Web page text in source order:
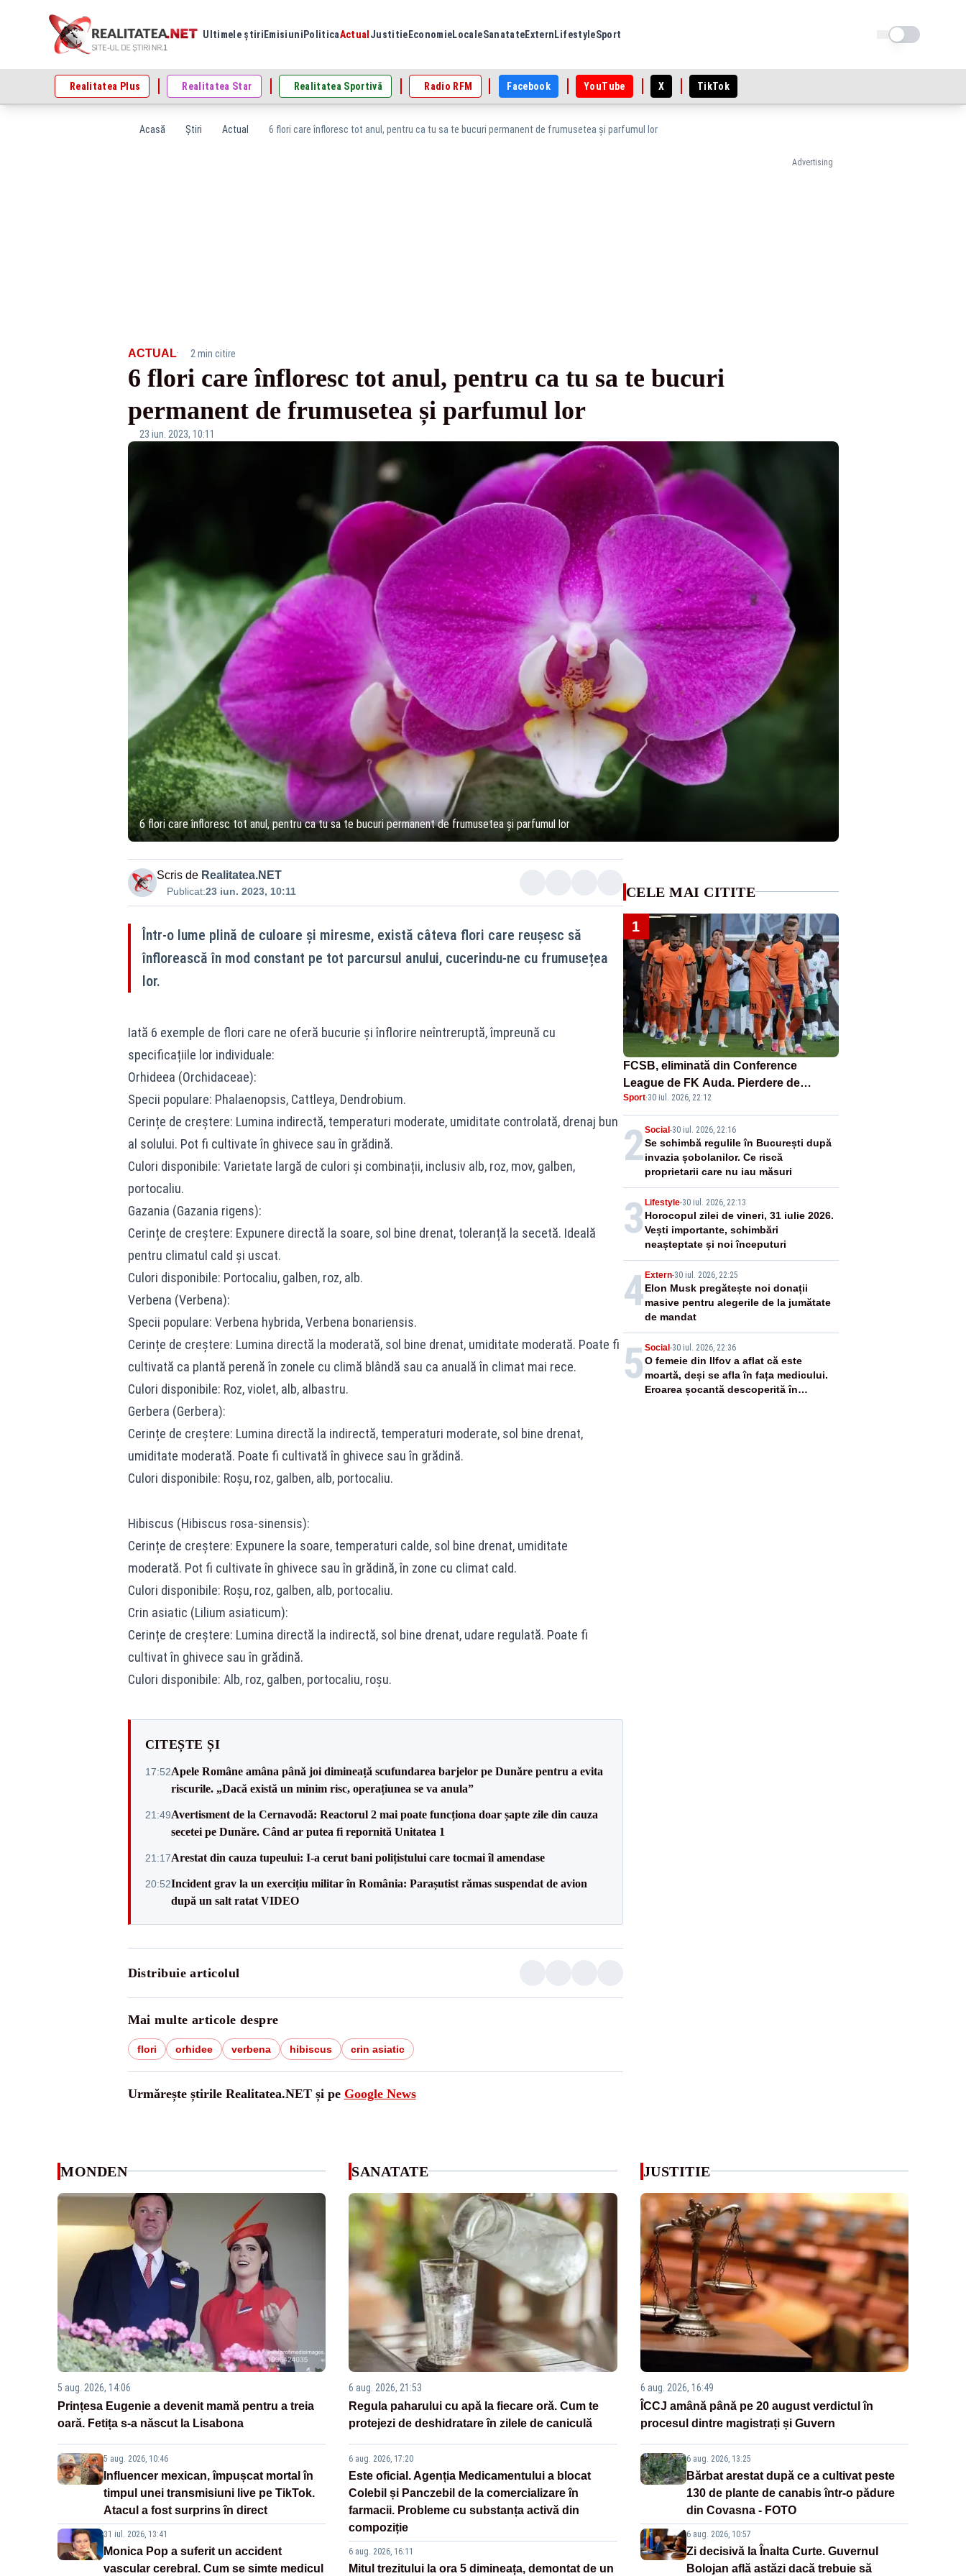
Ultimele știri Emisiuni PoliticaActual Justitie EconomieLocaleSanatateExtern LifestyleSport Schimba tema
Realitatea Plus Realitatea Star Realitatea Sportivă Radio RFM Facebook YouTube X TikTok
Acasă Știri Actual 6 flori care înfloresc tot anul, pentru ca tu sa te bucuri permanent de frumusetea și parfumul lor
Advertising
ACTUAL· 2 min citire
6 flori care înfloresc tot anul, pentru ca tu sa te bucuri
permanent de frumusetea și parfumul lor
23 iun. 2023, 10:11
6 flori care înfloresc tot anul, pentru ca tu sa te bucuri permanent de frumusetea și parfumul lor
Scris de Realitatea.NET
Publicat:23 iun. 2023, 10:11
Într-o lume plină de culoare și miresme, există câteva flori care reușesc să
înflorească în mod constant pe tot parcursul anului, cucerindu-ne cu frumusețea
lor.
Iată 6 exemple de flori care ne oferă bucurie și înflorire neîntreruptă, împreună cu
specificațiile lor individuale:
Orhideea (Orchidaceae):
Specii populare: Phalaenopsis, Cattleya, Dendrobium.
Cerințe de creștere: Lumina indirectă, temperaturi moderate, umiditate controlată, drenaj bun
al solului. Pot fi cultivate în ghivece sau în grădină.
Culori disponibile: Varietate largă de culori și combinații, inclusiv alb, roz, mov, galben,
portocaliu.
Gazania (Gazania rigens):
Cerințe de creștere: Expunere directă la soare, sol bine drenat, toleranță la secetă. Ideală
pentru climatul cald și uscat.
Culori disponibile: Portocaliu, galben, roz, alb.
Verbena (Verbena):
Specii populare: Verbena hybrida, Verbena bonariensis.
Cerințe de creștere: Lumina directă la moderată, sol bine drenat, umiditate moderată. Poate fi
cultivată ca plantă perenă în zonele cu climă blândă sau ca anuală în climat mai rece.
Culori disponibile: Roz, violet, alb, albastru.
Gerbera (Gerbera):
Cerințe de creștere: Lumina directă la indirectă, temperaturi moderate, sol bine drenat,
umiditate moderată. Poate fi cultivată în ghivece sau în grădină.
Culori disponibile: Roșu, roz, galben, alb, portocaliu.
Hibiscus (Hibiscus rosa-sinensis):
Cerințe de creștere: Expunere la soare, temperaturi calde, sol bine drenat, umiditate
moderată. Pot fi cultivate în ghivece sau în grădină, în zone cu climat cald.
Culori disponibile: Roșu, roz, galben, alb, portocaliu.
Crin asiatic (Lilium asiaticum):
Cerințe de creștere: Lumina directă la indirectă, sol bine drenat, udare regulată. Poate fi
cultivat în ghivece sau în grădină.
Culori disponibile: Alb, roz, galben, portocaliu, roșu.
CITEȘTE ȘI
17:52Apele Române amâna până joi dimineață scufundarea barjelor pe Dunăre pentru a evita
riscurile. „Dacă există un minim risc, operațiunea se va anula”
21:49Avertisment de la Cernavodă: Reactorul 2 mai poate funcționa doar șapte zile din cauza
secetei pe Dunăre. Când ar putea fi repornită Unitatea 1
21:17Arestat din cauza tupeului: I-a cerut bani polițistului care tocmai îl amendase
20:52Incident grav la un exercițiu militar în România: Parașutist rămas suspendat de avion
după un salt ratat VIDEO
Distribuie articolul
Mai multe articole despre
flori orhidee verbena hibiscus crin asiatic
Urmărește știrile Realitatea.NET și pe Google News
CELE MAI CITITE
1
FCSB, eliminată din Conference
League de FK Auda. Pierdere de
milioane de euro pentru clubul lui Gigi
Becali
Sport·30 iul. 2026, 22:12
2Social-30 iul. 2026, 22:16
Se schimbă regulile în București după
invazia șobolanilor. Ce riscă
proprietarii care nu iau măsuri
3 Lifestyle-30 iul. 2026, 22:13
Horocopul zilei de vineri, 31 iulie 2026.
Vești importante, schimbări
neașteptate și noi începuturi
4Extern-30 iul. 2026, 22:25
Elon Musk pregătește noi donații
masive pentru alegerile de la jumătate
de mandat
5 Social-30 iul. 2026, 22:36
O femeie din Ilfov a aflat că este
moartă, deși se afla în fața medicului.
Eroarea șocantă descoperită în
MONDEN
5 aug. 2026, 14:06
Prințesa Eugenie a devenit mamă pentru a treia
oară. Fetița s-a născut la Lisabona
5 aug. 2026, 10:46
Influencer mexican, împușcat mortal în
timpul unei transmisiuni live pe TikTok.
Atacul a fost surprins în direct
31 iul. 2026, 13:41
Monica Pop a suferit un accident
vascular cerebral. Cum se simte medicul
SANATATE
6 aug. 2026, 21:53
Regula paharului cu apă la fiecare oră. Cum te
protejezi de deshidratare în zilele de caniculă
6 aug. 2026, 17:20
Este oficial. Agenția Medicamentului a blocat
Colebil și Panczebil de la comercializare în
farmacii. Probleme cu substanța activă din
compoziție
6 aug. 2026, 16:11
Mitul trezitului la ora 5 dimineața, demontat de un
JUSTITIE
6 aug. 2026, 16:49
ÎCCJ amână până pe 20 august verdictul în
procesul dintre magistrați și Guvern
6 aug. 2026, 13:25
Bărbat arestat după ce a cultivat peste
130 de plante de canabis într-o pădure
din Covasna - FOTO
6 aug. 2026, 10:57
Zi decisivă la Înalta Curte. Guvernul
Bolojan află astăzi dacă trebuie să